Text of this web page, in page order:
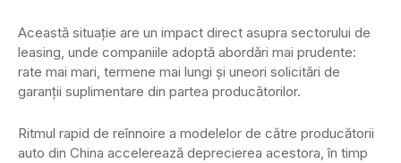
Această situație are un impact direct asupra sectorului de
leasing, unde companiile adoptă abordări mai prudente:
rate mai mari, termene mai lungi și uneori solicitări de
garanții suplimentare din partea producătorilor.
Ritmul rapid de reînnoire a modelelor de către producătorii
auto din China accelerează deprecierea acestora, în timp